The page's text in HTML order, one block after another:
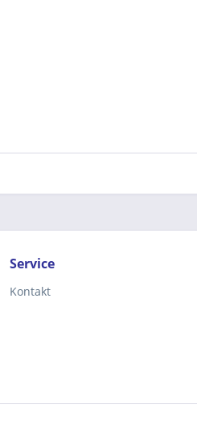
Service
Kontakt